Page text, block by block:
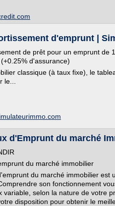
d'emprunt |
de prêt pour un emprunt de
d'assurance)
classique (à taux fixe), le
d'Emprunt du marché
du marché immobilier
du marché immobilier est
son fonctionnement
variable, selon la nature de votre
disposition pour obtenir le